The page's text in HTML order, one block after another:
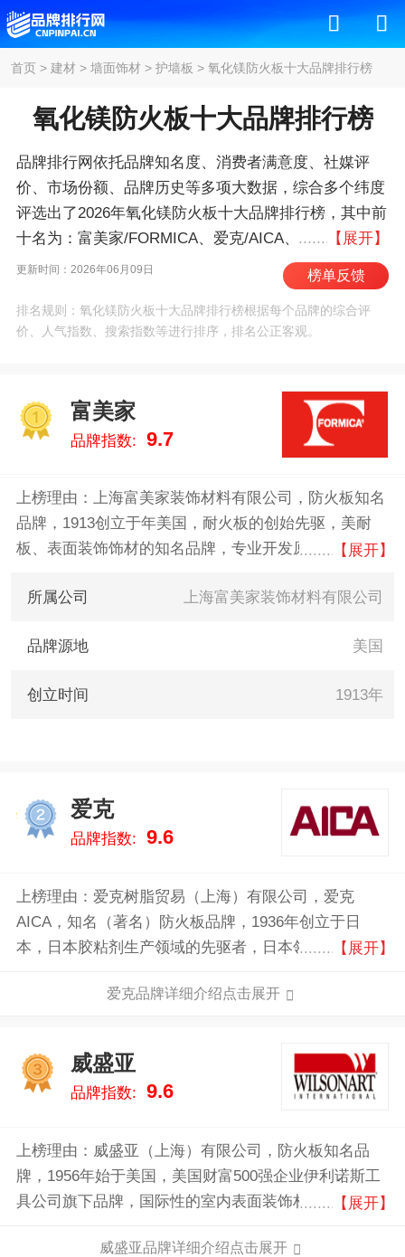
首页 > 建材> 墙面饰材> 护墙板 > 氧化镁防火板十大品牌排行榜
氧化镁防火板十大品牌排行榜
品牌排行网依托品牌知名度、消费者满意度、社媒评
价、市场份额、品牌历史等多项大数据，综合多个纬度
评选出了2026年氧化镁防火板十大品牌排行榜，其中前
十名为：富美家/FORMICA、爱克/AICA、威盛
亚/WILSONART、爱格/EGGER、克诺斯邦、可丽
芙/CLEAF、西德板/GERMAN、雅美家/HOPEWELL、
松耐特、瑞欣 。我们致力于用最真实的数据告诉您氧
化镁防火板什么牌子好，供您参考。
【展开】
更新时间：2026年06月09日 榜单反馈
排名规则：氧化镁防火板十大品牌排行榜根据每个品牌的综合评
价、人气指数、搜索指数等进行排序，排名公正客观。
富美家
品牌指数: 9.7
上榜理由：上海富美家装饰材料有限公司，防火板知名
品牌，1913创立于年美国，耐火板的创始先驱，美耐
板、表面装饰饰材的知名品牌，专业开发原木饰板、金
【展开】
所属公司 上海富美家装饰材料有限公司
品牌源地 美国
创立时间 1913年
2
爱克
品牌指数: 9.6
上榜理由：爱克树脂贸易（上海）有限公司，爱克
AICA，知名（著名）防火板品牌，1936年创立于日
本，日本胶粘剂生产领域的先驱者，日本领先的三聚氰
【展开】
爱克品牌详细介绍点击展开
3
威盛亚
品牌指数: 9.6
上榜理由：威盛亚（上海）有限公司，防火板知名品
牌，1956年始于美国，美国财富500强企业伊利诺斯工
具公司旗下品牌，国际性的室内表面装饰材料的知名企
【展开】
威盛亚品牌详细介绍点击展开